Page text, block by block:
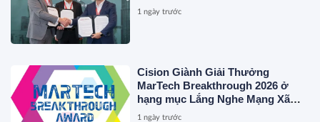
1 ngày trước
Cision Giành Giải Thưởng
MarTech Breakthrough 2026 ở
hạng mục Lắng Nghe Mạng Xã
Hội, Phân Phối Thông Cáo Báo
1 ngày trước